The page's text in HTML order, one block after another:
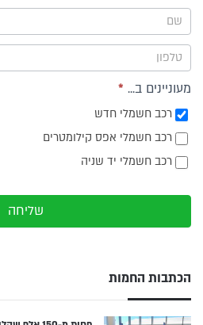
תפריט
צד
מעוניינים ב... *
רכב חשמלי חדש
רכב חשמלי אפס קילומטרים
רכב חשמלי יד שניה
שליחה
הכתבות החמות